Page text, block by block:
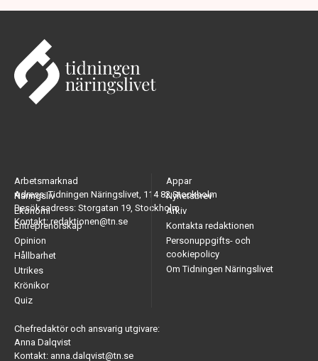
Adress: Tidningen Näringslivet, 114 82 Stockholm
Besöksadress: Storgatan 19, Stockholm
Kontakt: redaktionen@tn.se
Arbetsmarknad
Näringsliv
Ekonomi
Entreprenörskap
Opinion
Hållbarhet
Utrikes
Krönikor
Quiz
Appar
Nyhetsbrev
Arkiv
Kontakta redaktionen
Personuppgifts- och
cookiepolicy
Om Tidningen Näringslivet
Chefredaktör och ansvarig utgivare:
Anna Dalqvist
Kontakt: anna.dalqvist@tn.se